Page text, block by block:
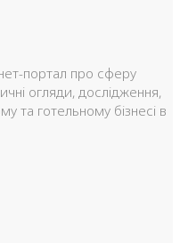
портал про сферу
огляди, дослідження,
та готельному бізнесі в